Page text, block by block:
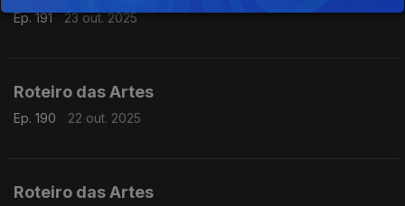
Ep. 191 23 out. 2025
Roteiro das Artes
Ep. 190 22 out. 2025
Roteiro das Artes